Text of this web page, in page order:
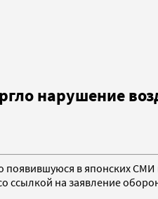
нарушение
в японских
ссылкой на заявление